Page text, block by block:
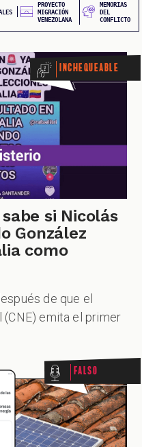
PROYECTO
MIGRACIÓN
VENEZOLANA
MEMORIAS
DEL
CONFLICTO
Inchequeable
si Nicolás
González
como
de que el
emita el primer
Falso